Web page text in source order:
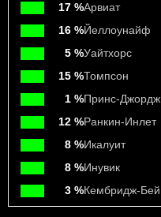
17 %Арвиат
16 %Йеллоунайф
5 %Уайтхорс
15 %Томпсон
1 %Принс-Джордж
12 %Ранкин-Инлет
8 %Икалуит
8 %Инувик
3 %Кембридж-Бей